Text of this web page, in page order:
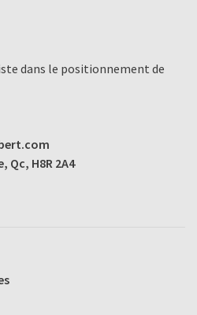
dans le positionnement de
Qc, H8R 2A4